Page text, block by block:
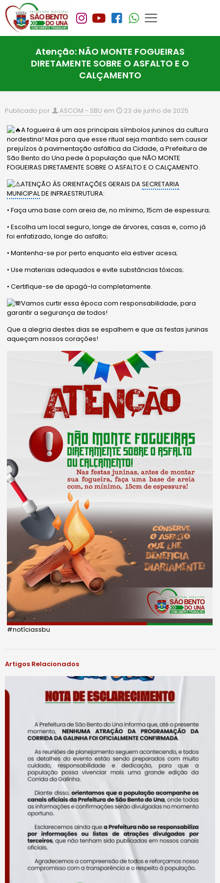
Atenção: NÃO MONTE FOGUEIRAS
DIRETAMENTE SOBRE O ASFALTO E O
CALÇAMENTO
Publicado por ASCOM - SBU em 23 de junho de 2025
A fogueira é um aos principais símbolos juninos da cultura
nordestina! Mas para que esse ritual seja mantido sem causar
prejuízos à pavimentação asfáltica da Cidade, a Prefeitura de
São Bento do Una pede à população que NÃO MONTE
FOGUEIRAS DIRETAMENTE SOBRE O ASFALTO E O CALÇAMENTO.
ATENÇÃO ÀS ORIENTAÇÕES GERAIS DASECRETARIA
MUNICIPALDE INFRAESTRUTURA:
• Faça uma base com areia de, no mínimo, 15cm de espessura;
• Escolha um local seguro, longe de árvores, casas e, como já
foi enfatizado, longe do asfalto;
• Mantenha-se por perto enquanto ela estiver acesa;
• Use materiais adequados e evite substâncias tóxicas;
• Certifique-se de apagá-la completamente.
Vamos curtir essa época com responsabilidade, para
garantir a segurança de todos!
Que a alegria destes dias se espalhem e que as festas juninas
aqueçam nossos corações!
#notíciassbu
Artigos Relacionados